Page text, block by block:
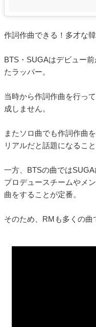
作詞作曲できる！多才な
BTS・SUGAはデビュー
たラッパー。
当時から作詞作曲を行っ
成しません。
またソロ曲でも作詞作曲
リアルだと話題になること
一方、BTSの曲では
プロデュースチームやメ
曲をすることが定番。
そのため、RMも多くの曲